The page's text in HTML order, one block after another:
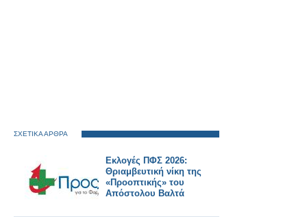
ΣΧΕΤΙΚΑ ΑΡΘΡΑ
Εκλογές ΠΦΣ 2026:
Θριαμβευτική νίκη της
«Προοπτικής» του
Απόστολου Βαλτά